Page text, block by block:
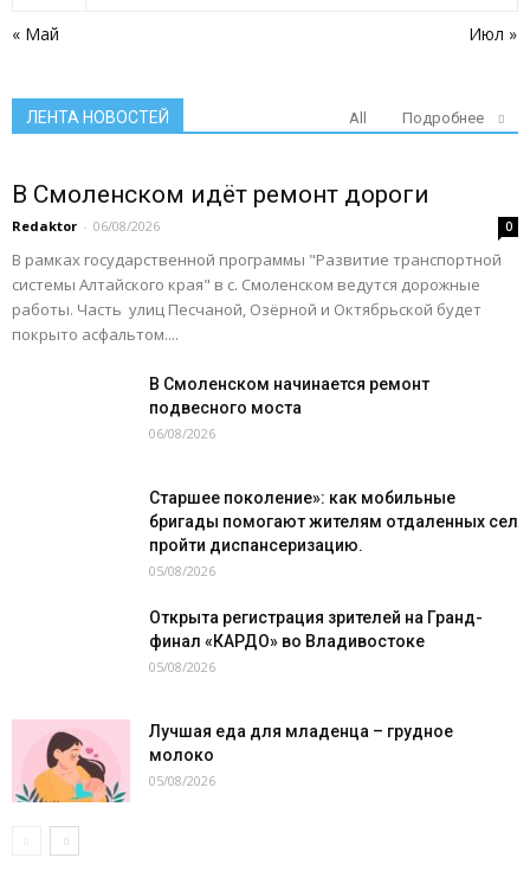
« Май Июл »
ЛЕНТА НОВОСТЕЙ All Подробнее
В Смоленском идёт ремонт дороги
Redaktor - 06/08/2026 0
В рамках государственной программы "Развитие транспортной
системы Алтайского края" в с. Смоленском ведутся дорожные
работы. Часть улиц Песчаной, Озёрной и Октябрьской будет
покрыто асфальтом....
В Смоленском начинается ремонт
подвесного моста
06/08/2026
Старшее поколение»: как мобильные
бригады помогают жителям отдаленных сел
пройти диспансеризацию.
05/08/2026
Открыта регистрация зрителей на Гранд-
финал «КАРДО» во Владивостоке
05/08/2026
Лучшая еда для младенца – грудное
молоко
05/08/2026